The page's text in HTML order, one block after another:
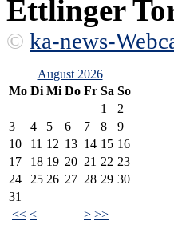
Ettlinger
© ka-news-
August 2026
Mo Di Mi Do Fr Sa So
1
2
3
4 5 6 7 8
9
10
11 12 13 14 15 16
17
18 19 20 21 22 23
24
25 26 27 28 29 30
31
<< < > >>